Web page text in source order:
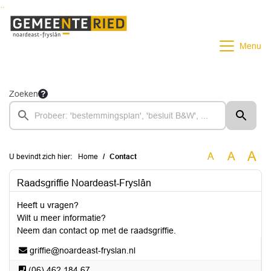
Menu
Zoeken
U bevindt zich hier: Home Contact A A A
Raadsgriffie Noardeast-Fryslân
Heeft u vragen?
Wilt u meer informatie?
Neem dan contact op met de raadsgriffie.
griffie@noardeast-fryslan.nl